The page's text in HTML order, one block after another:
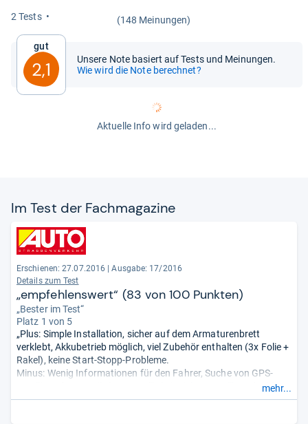
2 Tests (148 Meinungen)
Gut
2,1
Unsere Note basiert auf Tests und Meinungen.
Wie wird die Note berechnet?
Aktuelle Info wird geladen...
Im Test der Fach­ma­ga­zine
Erschienen: 27.07.2016
Ausgabe: 17/2016
Details zum Test
„empfehlenswert“ (83 von 100 Punkten)
„Bester im Test“
Platz 1 von 5
„Plus: Simple Installation, sicher auf dem Armaturenbrett
verklebt, Akkubetrieb möglich, viel Zubehör enthalten (3x Folie +
Rakel), keine Start-Stopp-Probleme.
Minus: Wenig Informationen für den Fahrer, Suche von GPS-
Satelliten dauert teils lange, Helligkeit nicht einstellbar, dunkle
Folie beeinträchtigt teilweise das Sichtfeld.“
mehr...